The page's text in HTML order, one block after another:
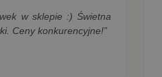
w sklepie :) Świetna
Ceny konkurencyjne!”